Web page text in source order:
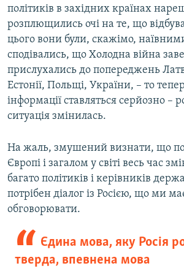
політиків в західних країнах
розплющились очі на те, що
цього вони були, скажімо,
сподівались, що Холодна війна
прислухались до попереджень
Естонії, Польщі, України, – то тепер
інформації ставляться серйозно –
ситуація змінилась.
На жаль, змушений визнати, що
Європі і загалом у світі весь час
багато політиків і керівників
потрібен діалог із Росією, що ми
обговорювати.
Єдина мова, яку Росія
тверда, впевнена мова